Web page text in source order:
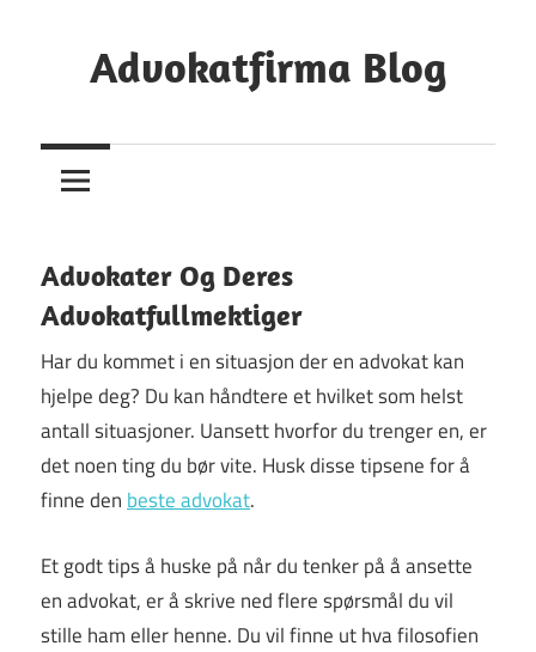
contentAdvokatfirma Blog
Guide
En
Advokat
Advokater Og Deres
Advokatfullmektiger
Har du kommet i en situasjon der en advokat kan
hjelpe deg? Du kan håndtere et hvilket som helst
antall situasjoner. Uansett hvorfor du trenger en, er
det noen ting du bør vite. Husk disse tipsene for å
finne denbeste advokat.
Et godt tips å huske på når du tenker på å ansette
en advokat, er å skrive ned flere spørsmål du vil
stille ham eller henne. Du vil finne ut hva filosofien